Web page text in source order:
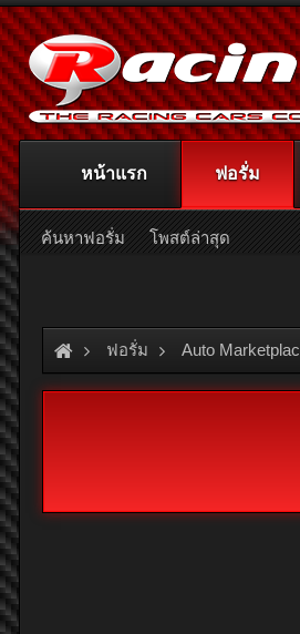
ฟอรั่ม Auto
หน้าแรก ฟอรั่ม
ค้นหาฟอรั่ม โพสต์ล่าสุด